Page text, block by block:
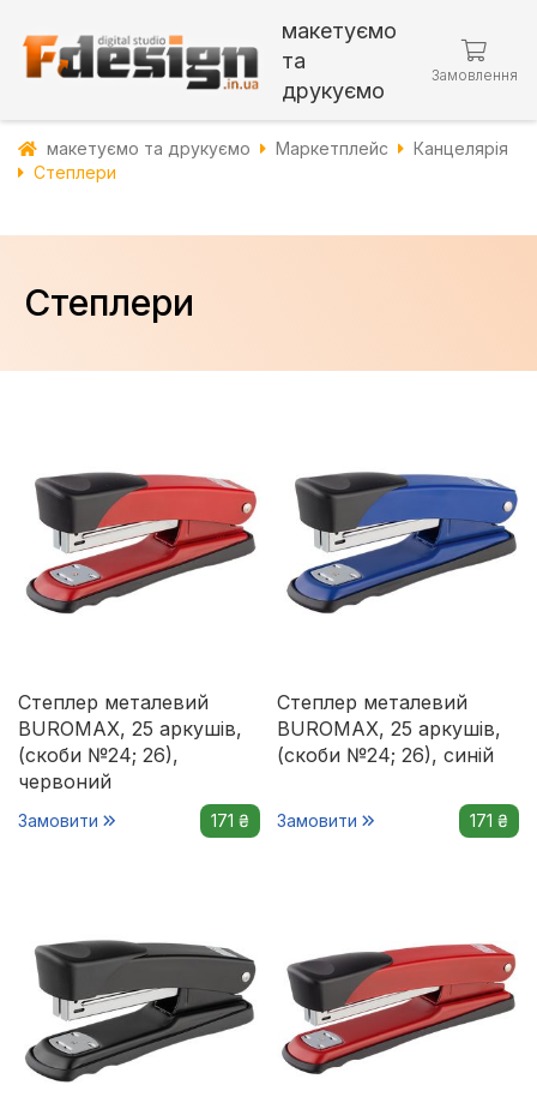
макетуємо
та
друкуємо
Замовлення
макетуємо та друкуємо Маркетплейс
Канцелярія
Степлери
Степлери
Степлер металевий
BUROMAX, 25 аркушів,
(скоби №24; 26),
червоний
Замовити 171 ₴
Степлер металевий
BUROMAX, 25 аркушів,
(скоби №24; 26), синій
Замовити 171 ₴